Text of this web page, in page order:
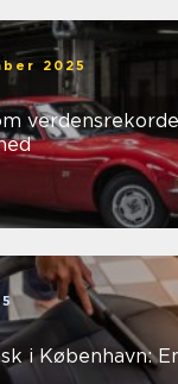
2025
i København: